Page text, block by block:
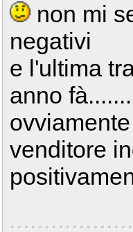
non mi
negativi
e l'ultima
anno
venditore